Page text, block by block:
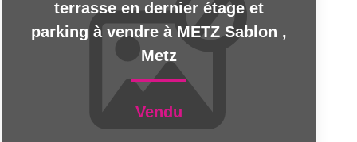
terrasse en dernier étage et
parking à vendre à METZ Sablon ,
Metz
Vendu